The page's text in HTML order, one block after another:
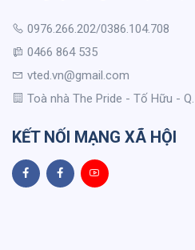
0976.266.202/0386.104.708
0466 864 535
vted.vn@gmail.com
Toà nhà The Pride - Tố Hữu -
KẾT NỐI MẠNG XÃ HỘI